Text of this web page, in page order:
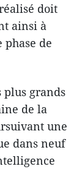
doit
ainsi à
phase de
plus grands
de la
une
dans neuf